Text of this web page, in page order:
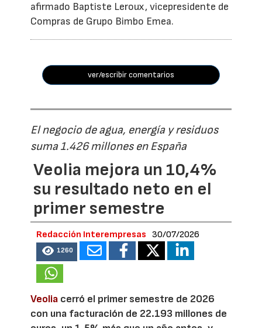
afirmado Baptiste Leroux, vicepresidente de
Compras de Grupo Bimbo Emea.
ver/escribir comentarios
El negocio de agua, energía y residuos
suma 1.426 millones en España
Veolia mejora un 10,4%
su resultado neto en el
primer semestre
Redacción Interempresas 30/07/2026
1260
Veolia cerró el primer semestre de 2026
con una facturación de 22.193 millones de